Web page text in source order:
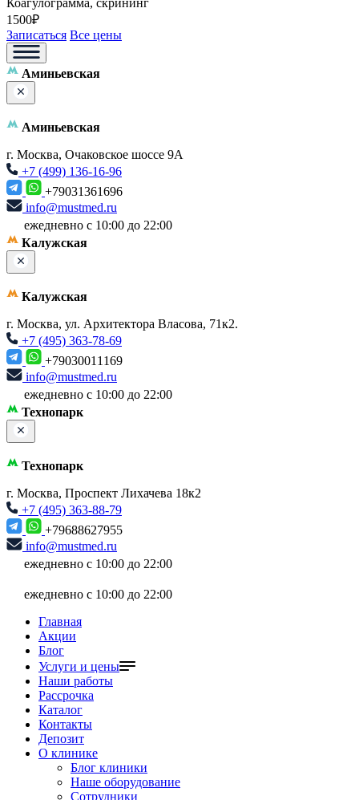
Коагулограмма, скрининг
1500₽
Записаться Все цены
Аминьевская
Аминьевская
г. Москва, Очаковское шоссе 9А
+7 (499) 136-16-96
+79031361696
info@mustmed.ru
ежедневно с 10:00 до 22:00
Калужская
Калужская
г. Москва, ул. Архитектора Власова, 71к2.
+7 (495) 363-78-69
+79030011169
info@mustmed.ru
ежедневно с 10:00 до 22:00
Технопарк
Технопарк
г. Москва, Проспект Лихачева 18к2
+7 (495) 363-88-79
+79688627955
info@mustmed.ru
ежедневно с 10:00 до 22:00
ежедневно с 10:00 до 22:00
Главная
Акции
Блог
Услуги и цены
Наши работы
Рассрочка
Каталог
Контакты
Депозит
О клинике
Блог клиники
Наше оборудование
Сотрудники